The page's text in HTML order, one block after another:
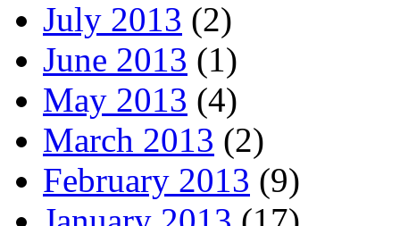
July 2013 (2)
June 2013 (1)
May 2013 (4)
March 2013 (2)
February 2013 (9)